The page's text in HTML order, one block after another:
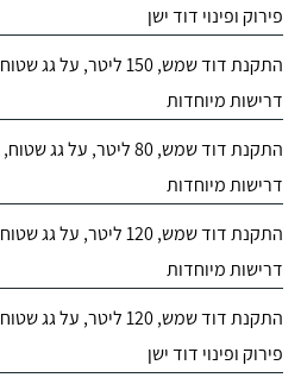
פירוק ופינוי דוד ישן
התקנת דוד שמש, 150 ליטר, על
דרישות מיוחדות
התקנת דוד שמש, 80 ליטר, על גג
דרישות מיוחדות
התקנת דוד שמש, 120 ליטר, על
דרישות מיוחדות
התקנת דוד שמש, 120 ליטר, על
פירוק ופינוי דוד ישן